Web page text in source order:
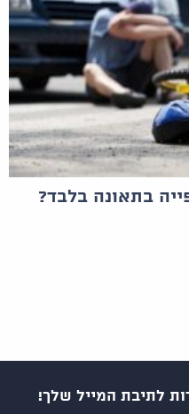
בתאונה בלבד?
לתיבת המייל שלך!